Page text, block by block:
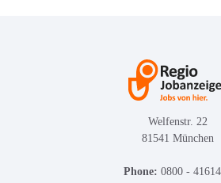
Welfenstr. 22
81541 München
Phone: 0800 -